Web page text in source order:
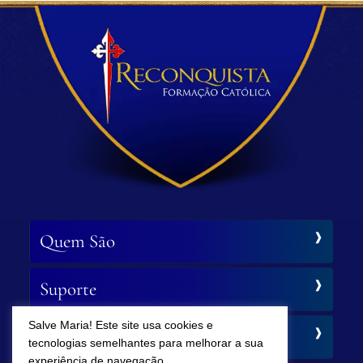
Quem São
Suporte
Siga-nos
Salve Maria! Este site usa cookies e
tecnologias semelhantes para melhorar a sua